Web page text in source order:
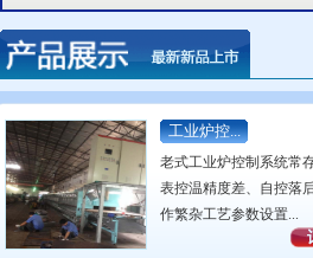
工业炉控...
老式工业炉控制系统常存在仪
表控温精度差、自控落后、操
作繁杂工艺参数设置...